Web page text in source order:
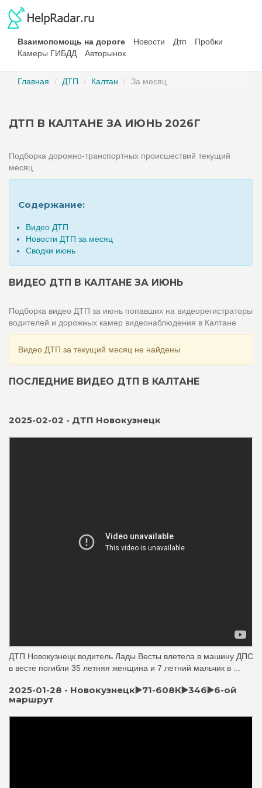
Взаимопомощь на дороге Новости Дтп
Пробки
Камеры ГИБДД
Авторынок
Главная ДТП Калтан За месяц
ДТП В КАЛТАНЕ ЗА ИЮНЬ 2026Г
Подборка дорожно-транспортных происшествий текущий
месяц
Содержание:
Видео ДТП
Новости ДТП за месяц
Сводки июнь
ВИДЕО ДТП В КАЛТАНЕ ЗА ИЮНЬ
Подборка видео ДТП за июнь попавших на видеорегистраторы
водителей и дорожных камер видеонаблюдения в Калтане
Видео ДТП за текущий месяц не найдены
ПОСЛЕДНИЕ ВИДЕО ДТП В КАЛТАНЕ
2025-02-02 - ДТП Новокузнецк
ДТП Новокузнецк водитель Лады Весты влетела в машину ДПС
в весте погибли 35 летняя женщина и 7 летний мальчик в ...
2025-01-28 - Новокузнецк▶️71-608К▶️346▶️6-ой
маршрут